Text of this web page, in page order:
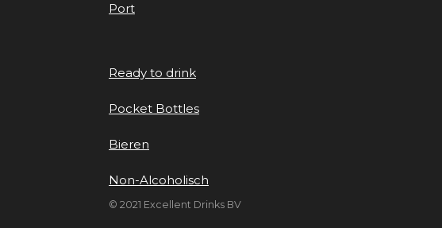
Port
Ready to drink
Pocket Bottles
Bieren
Non-Alcoholisch
© 2021 Excellent Drinks BV